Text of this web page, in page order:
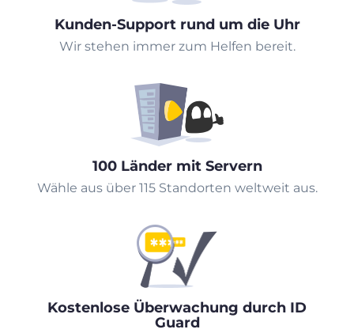
Kunden-Support rund um die Uhr
Wir stehen immer zum Helfen bereit.
100 Länder mit Servern
Wähle aus über 115 Standorten weltweit aus.
Kostenlose Überwachung durch ID
Guard